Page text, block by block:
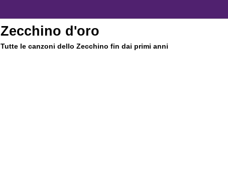
Zecchino d'oro
Tutte le canzoni dello Zecchino fin dai primi anni